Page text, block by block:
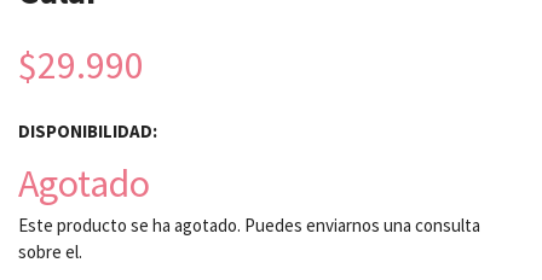
$29.990
DISPONIBILIDAD:
Agotado
Este producto se ha agotado. Puedes enviarnos una consulta
sobre el.